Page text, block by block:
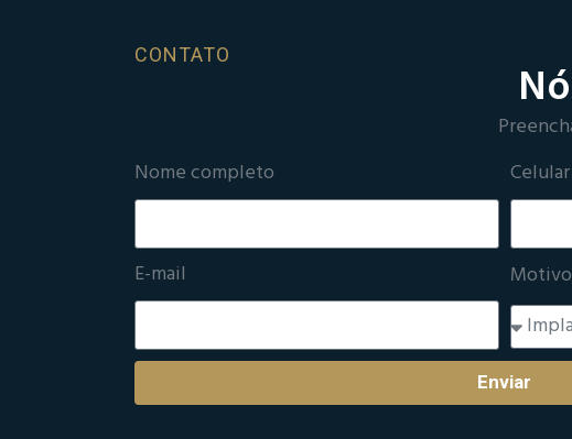
CONTATO
Nome completo
Celular
E-mail Motivo
Enviar